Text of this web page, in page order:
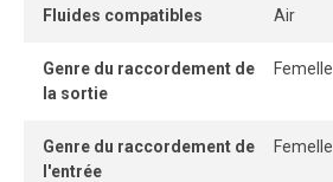
Fluides compatibles Air
Genre du raccordement de
la sortie
Femelle
Genre du raccordement de
l'entrée
Femelle